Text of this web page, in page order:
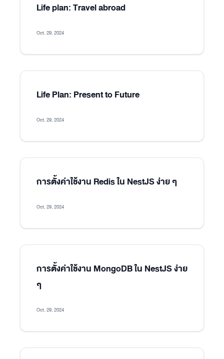
Life plan: Travel abroad
Oct. 29, 2024
Life Plan: Present to Future
Oct. 29, 2024
การตั้งค่าใช้งาน Redis ใน NestJS ง่าย ๆ
Oct. 29, 2024
การตั้งค่าใช้งาน MongoDB ใน NestJS ง่าย
ๆ
Oct. 29, 2024